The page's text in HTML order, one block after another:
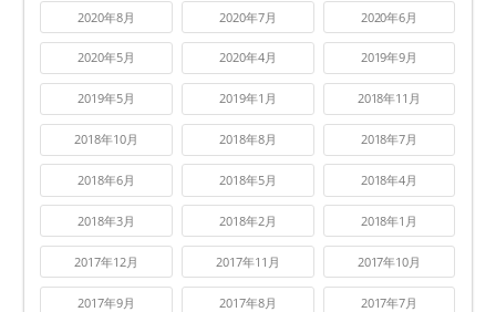
2020年8月 2020年7月 2020年6月
2020年5月 2020年4月 2019年9月
2019年5月 2019年1月 2018年11月
2018年10月 2018年8月 2018年7月
2018年6月 2018年5月 2018年4月
2018年3月 2018年2月 2018年1月
2017年12月 2017年11月 2017年10月
2017年9月 2017年8月 2017年7月